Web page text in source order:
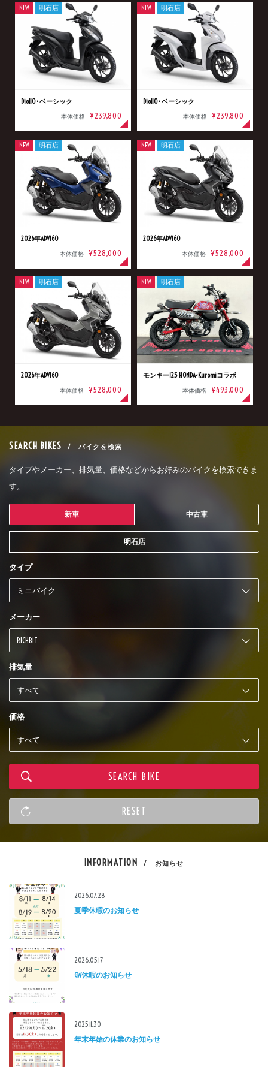
Dio110･ベーシック
本体価格 ¥239,800
NEW 明石店
Dio110･ベーシック
本体価格 ¥239,800
NEW 明石店
2026年ADV160
本体価格 ¥528,000
NEW 明石店
2026年ADV160
本体価格 ¥528,000
NEW 明石店
2026年ADV160
本体価格 ¥528,000
NEW 明石店
モンキー125 HONDA×Kuromiコラボ
本体価格 ¥493,000
NEW 明石店
SEARCH BIKES / バイクを検索
タイプやメーカー、排気量、価格などからお好みのバイクを検索できま
す。
新車 中古車
明石店
タイプ
メーカー
排気量
価格
INFORMATION / お知らせ
2026.07.28
夏季休暇のお知らせ
2026.05.17
GW休暇のお知らせ
2025.11.30
年末年始の休業のお知らせ